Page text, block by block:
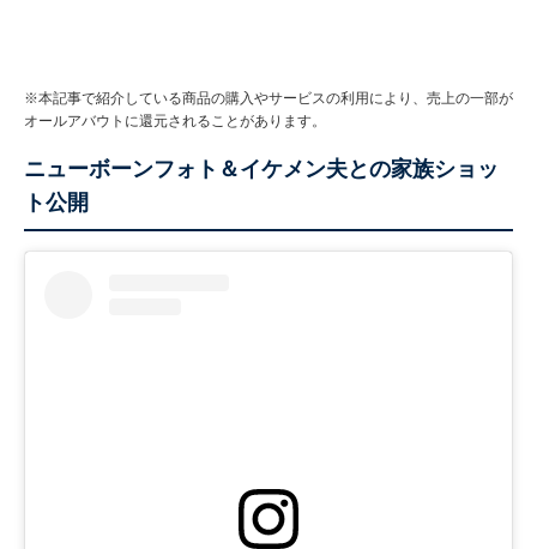
※本記事で紹介している商品の購入やサービスの利用により、売上の一部が
オールアバウトに還元されることがあります。
ニューボーンフォト＆イケメン夫との家族ショッ
ト公開